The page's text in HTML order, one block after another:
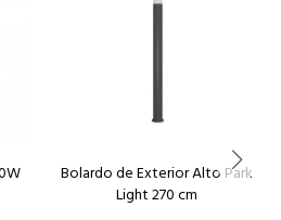
Bolardo de Exterior Alto Park
Light 270 cm